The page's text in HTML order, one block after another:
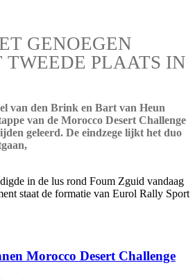
GENOEGEN
TWEEDE PLAATS IN
van den Brink en Bart van Heun
van de Morocco Desert Challenge
geleerd. De eindzege lijkt het duo
in de lus rond Foum Zguid vandaag
staat de formatie van Eurol Rally Sport
Morocco Desert Challenge